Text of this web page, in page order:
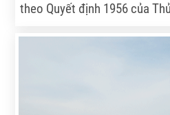
theo Quyết định 1956 của